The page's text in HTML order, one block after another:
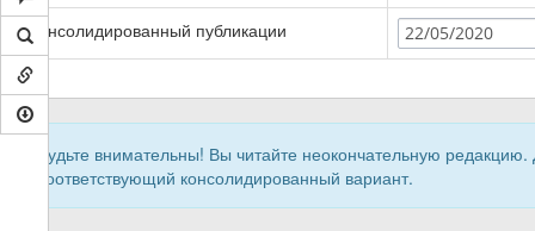
Консолидированный публикации
22/05/2020
Будьте внимательны! Вы читайте неокончательную
соответствующий консолидированный вариант.